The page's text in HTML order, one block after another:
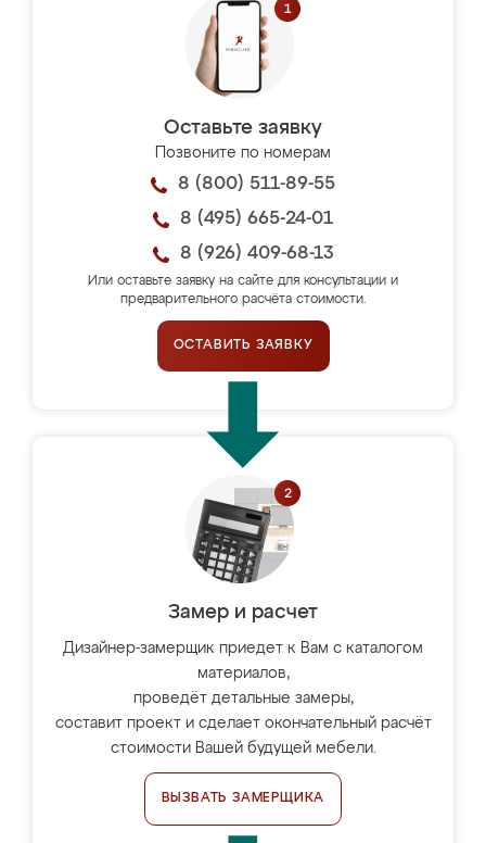
Оставьте заявку
Позвоните по номерам
8 (800) 511-89-55
8 (495) 665-24-01
8 (926) 409-68-13
Или оставьте заявку на сайте для консультации и
предварительного расчёта стоимости.
ОСТАВИТЬ ЗАЯВКУ
Замер и расчет
Дизайнер-замерщик приедет к Вам с каталогом
материалов,
проведёт детальные замеры,
составит проект и сделает окончательный расчёт
стоимости Вашей будущей мебели.
ВЫЗВАТЬ ЗАМЕРЩИКА